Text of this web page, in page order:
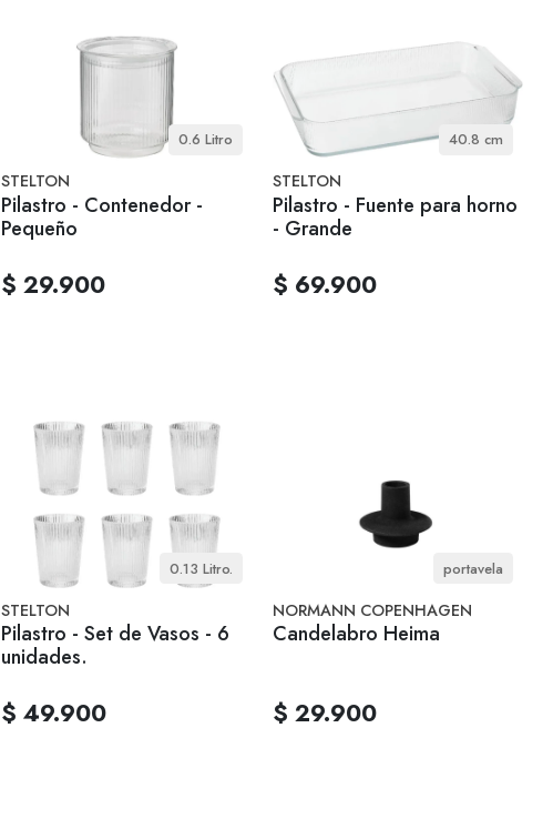
0.6 Litro
STELTON
Pilastro - Contenedor -
Pequeño
$ 29.900
40.8 cm
STELTON
Pilastro - Fuente para horno
- Grande
$ 69.900
0.13 Litro.
STELTON
Pilastro - Set de Vasos - 6
unidades.
$ 49.900
portavela
NORMANN COPENHAGEN
Candelabro Heima
$ 29.900